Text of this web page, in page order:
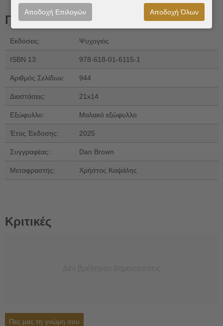
Πληροφορίες
Εκδόσεις: Ψυχογιός
ISBN 13: 978-618-01-6115-1
Αριθμός Σελίδων: 944
Διαστάσεις: 21x14
Εξώφυλλο: Μαλακό εξώφυλλο
Έτος Έκδοσης: 2025
Συγγραφέας: Dan Brown
Μεταφραστής: Χρήστος Καψάλης
Κριτικές
Πες μας τη γνώμη σου
Αποδοχή Επιλογών Αποδοχή Όλων